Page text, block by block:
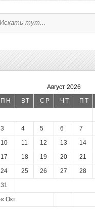
Август 2026
ПН
ВТ СР ЧТ ПТ
« Окт
3
4 5 6 7
10
11 12 13 14
17
18 19 20 21
24
25 26 27 28
31